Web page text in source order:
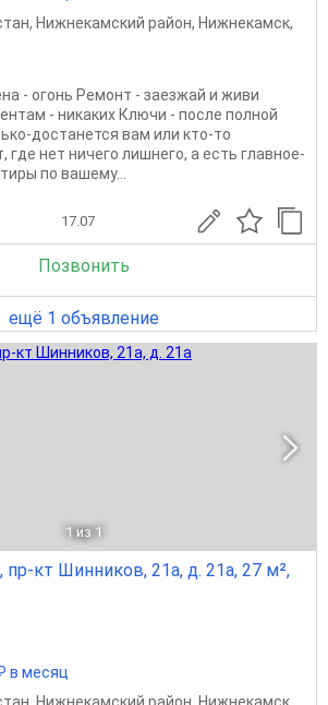
, Нижнекамский район, Нижнекамск,
- огонь Ремонт - заезжай и живи
- никаких Ключи - после полной
достанется вам или кто-то
где нет ничего лишнего, а есть главное-
по вашему...
17.07
Позвонить
ещё 1 объявление
1 из 1
пр-кт Шинников, 21а, д. 21а, 27 м²,
в месяц